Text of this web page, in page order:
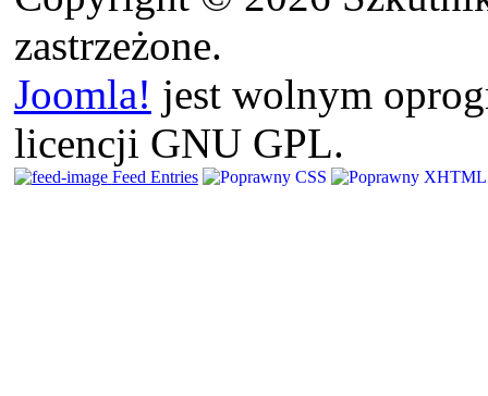
zastrzeżone.
Joomla! jest wolnym
licencji GNU GPL.
Feed Entries